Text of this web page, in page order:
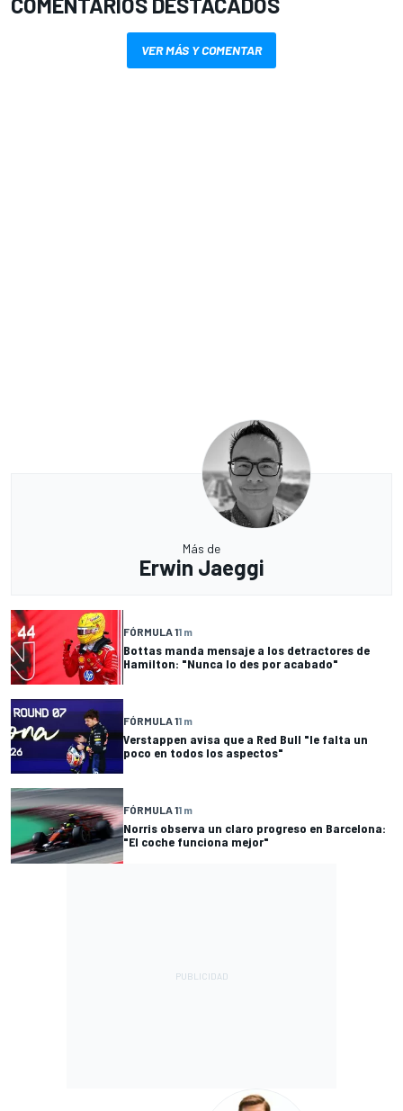
VER MÁS Y COMENTAR
Más de
Erwin Jaeggi
FÓRMULA 11 m
Bottas manda mensaje a los detractores de
Hamilton: "Nunca lo des por acabado"
FÓRMULA 11 m
Verstappen avisa que a Red Bull "le falta un
poco en todos los aspectos"
FÓRMULA 11 m
Norris observa un claro progreso en Barcelona:
"El coche funciona mejor"